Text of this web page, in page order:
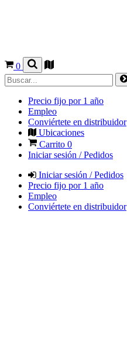
0
Precio fijo por 1 año
Empleo
Conviértete en distribuidor
Ubicaciones
Carrito 0
Iniciar sesión / Pedidos
Iniciar sesión / Pedidos
Precio fijo por 1 año
Empleo
Conviértete en distribuidor